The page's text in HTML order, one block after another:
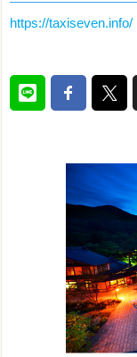
https://taxiseven.info/